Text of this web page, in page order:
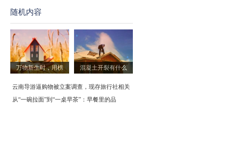
随机内容
万物新生时，用榜 混凝土开裂有什么
云南导游逼购物被立案调查，现存旅行社相关
从“一碗拉面”到“一桌早茶”：早餐里的品